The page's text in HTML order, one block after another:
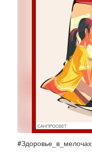
#Здоровье_в_мелочах